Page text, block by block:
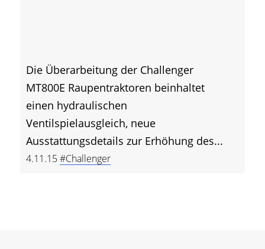
Die Überarbeitung der Challenger
MT800E Raupentraktoren beinhaltet
einen hydraulischen
Ventilspielausgleich, neue
Ausstattungsdetails zur Erhöhung des...
4.11.15#Challenger